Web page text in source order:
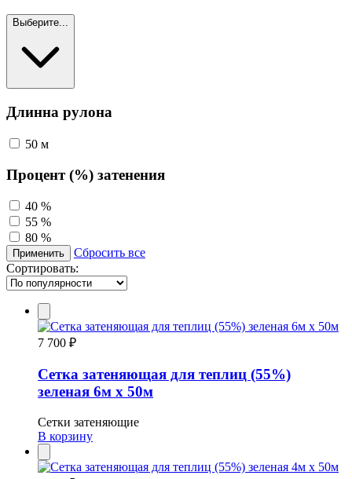
Выберите...
Длинна рулона
50 м
Процент (%) затенения
40 %
55 %
80 %
Применить
Сбросить все
Сортировать:
7 700 ₽
Сетка затеняющая для теплиц (55%)
зеленая 6м х 50м
Сетки затеняющие
В корзину